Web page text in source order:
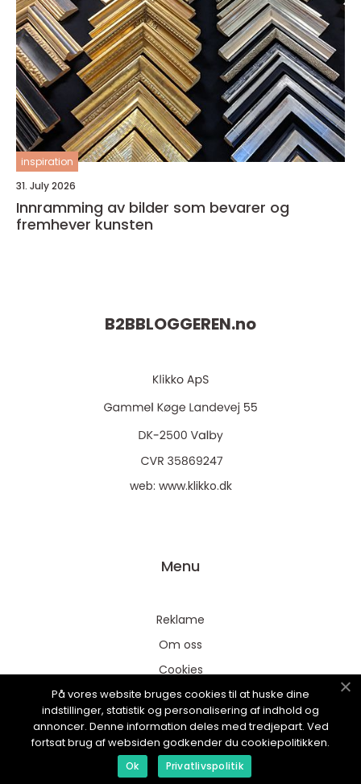
inspiration
31. July 2026
Innramming av bilder som bevarer og
fremhever kunsten
B2BBLOGGEREN.no
web: www.klikko.dk
Menu
Reklame
Om oss
Cookies
Kontakt Oss
Sitemap
På vores website bruges cookies til at huske dine
indstillinger, statistik og personalisering af indhold og
annoncer. Denne information deles med tredjepart. Ved
fortsat brug af websiden godkender du cookiepolitikken.
Ok Privatlivspolitik